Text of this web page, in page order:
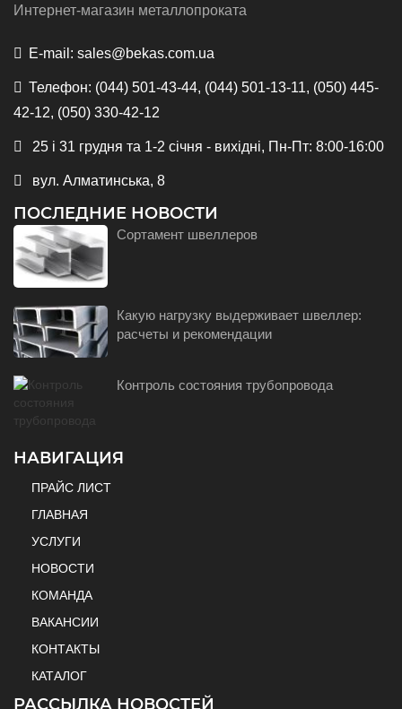
Интернет-магазин металлопроката
E-mail: sales@bekas.com.ua
Телефон: (044) 501-43-44, (044) 501-13-11, (050) 445-
42-12, (050) 330-42-12
25 і 31 грудня та 1-2 січня - вихідні, Пн-Пт: 8:00-16:00
вул. Алматинська, 8
ПОСЛЕДНИЕ НОВОСТИ
Сортамент швеллеров
Какую нагрузку выдерживает швеллер:
расчеты и рекомендации
Контроль состояния трубопровода
НАВИГАЦИЯ
ПРАЙС ЛИСТ
ГЛАВНАЯ
УСЛУГИ
НОВОСТИ
КОМАНДА
ВАКАНСИИ
КОНТАКТЫ
КАТАЛОГ
РАССЫЛКА НОВОСТЕЙ